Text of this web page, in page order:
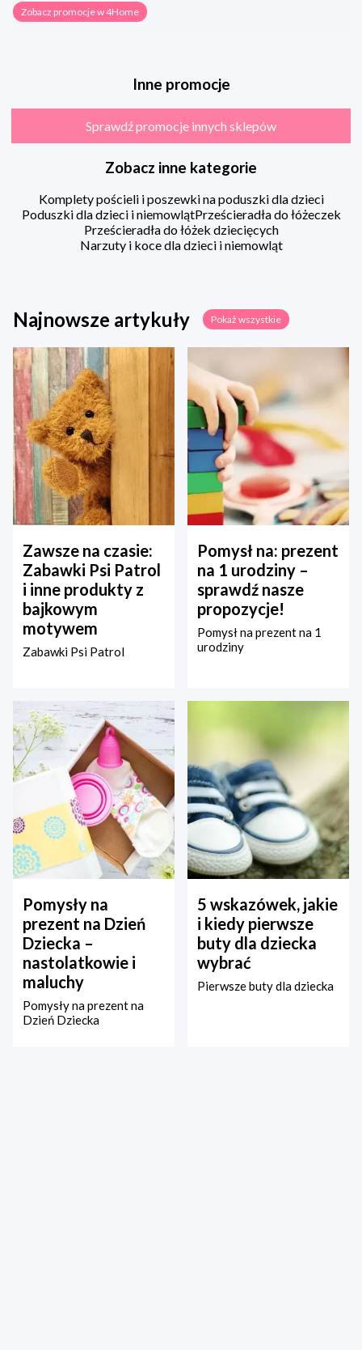
Zobacz promocje w 4Home
Inne promocje
Sprawdź promocje innych sklepów
Zobacz inne kategorie
Komplety pościeli i poszewki na poduszki dla dzieci
Poduszki dla dzieci i niemowlątPrześcieradła do łóżeczek
Prześcieradła do łóżek dziecięcych
Narzuty i koce dla dzieci i niemowląt
Najnowsze artykuły Pokaż wszystkie
Zawsze na czasie:
Zabawki Psi Patrol
i inne produkty z
bajkowym
motywem
Zabawki Psi Patrol
Pomysł na: prezent
na 1 urodziny –
sprawdź nasze
propozycje!
Pomysł na prezent na 1
urodziny
Pomysły na
prezent na Dzień
Dziecka –
nastolatkowie i
maluchy
Pomysły na prezent na
Dzień Dziecka
5 wskazówek, jakie
i kiedy pierwsze
buty dla dziecka
wybrać
Pierwsze buty dla dziecka